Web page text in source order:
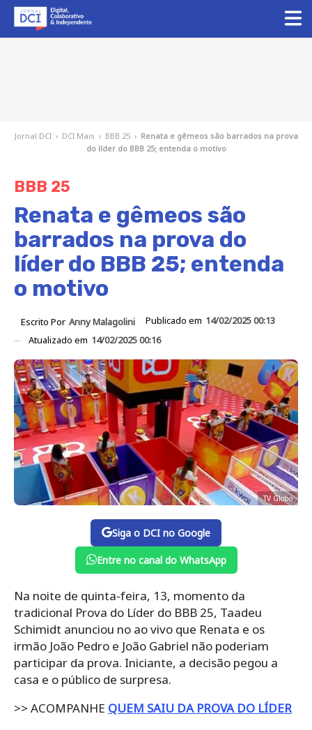
Jornal DCI › DCI Mais › BBB 25 › Renata e gêmeos são barrados na prova
do líder do BBB 25; entenda o motivo
BBB 25
Renata e gêmeos são
barrados na prova do
líder do BBB 25; entenda
o motivo
Escrito Por Anny Malagolini Publicado em 14/02/2025 00:13
Atualizado em 14/02/2025 00:16
TV Globo
Siga o DCI no Google
Entre no canal do WhatsApp
Na noite de quinta-feira, 13, momento da
tradicional Prova do Líder do BBB 25, Taadeu
Schimidt anunciou no ao vivo que Renata e os
irmão João Pedro e João Gabriel não poderiam
participar da prova. Iniciante, a decisão pegou a
casa e o público de surpresa.
>> ACOMPANHE QUEM SAIU DA PROVA DO LÍDER